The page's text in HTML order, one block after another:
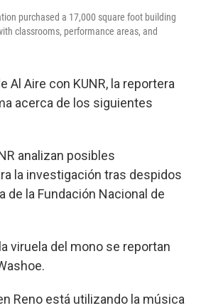
purchased a 17,000 square foot building
classrooms, performance areas, and
Al Aire con KUNR, la reportera
acerca de los siguientes
analizan posibles
la investigación tras despidos
de la Fundación Nacional de
viruela del mono se reportan
Reno está utilizando la música